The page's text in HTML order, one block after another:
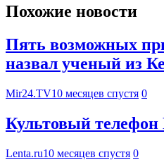
Похожие новости
Пять возможных
назвал ученый из
Mir24.TV10 месяцев спустя 0
Культовый телефон
Lenta.ru10 месяцев спустя 0